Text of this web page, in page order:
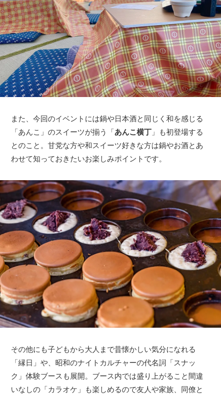
また、今回のイベントには鍋や日本酒と同じく和を感じる
「あんこ」のスイーツが揃う「あんこ横丁 」も初登場する
とのこと。甘党な方や和スイーツ好きな方は鍋やお酒とあ
わせて知っておきたいお楽しみポイントです。
その他にも子どもから大人まで昔懐かしい気分になれる
「縁日」や、昭和のナイトカルチャーの代名詞「スナッ
ク」体験ブースも展開。ブース内では盛り上がること間違
いなしの「カラオケ」も楽しめるので友人や家族、同僚と